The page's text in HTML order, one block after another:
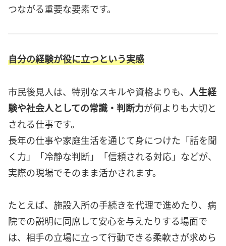
つながる重要な要素です。
自分の経験が役に立つという実感
市民後見人は、特別なスキルや資格よりも、 人生経
験や社会人としての常識・判断力が何よりも大切と
される仕事です。
長年の仕事や家庭生活を通じて身につけた「話を聞
く力」「冷静な判断」「信頼される対応」などが、
実際の現場でそのまま活かされます。
たとえば、施設入所の手続きを代理で進めたり、病
院での説明に同席して安心を与えたりする場面で
は、相手の立場に立って行動できる柔軟さが求めら